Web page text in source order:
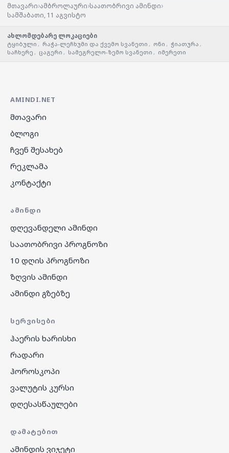
მთავარი›ამბროლაური›საათობრივი ამინდი›
სამშაბათი, 11 აგვისტო
ახლომდებარე ლოკაციები
ტყიბული , რაჭა-ლეჩხუმი და ქვემო სვანეთი , ონი , ჭიათურა ,
საჩხერე , ცაგერი , სამეგრელო-ზემო სვანეთი , იმერეთი
AMINDI.NET
მთავარი
ბლოგი
ჩვენ შესახებ
რეკლამა
კონტაქტი
ᲐᲛᲘᲜᲓᲘ
დღევანდელი ამინდი
საათობრივი პროგნოზი
10 დღის პროგნოზი
ზღვის ამინდი
ამინდი გზებზე
ᲡᲔᲠᲕᲘᲡᲔᲑᲘ
ჰაერის ხარისხი
რადარი
ჰოროსკოპი
ვალუტის კურსი
დღესასწაულები
ᲓᲐᲛᲐᲢᲔᲑᲘᲗ
ამინდის ვიჯეტი